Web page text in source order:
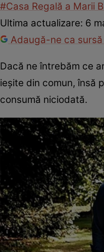
#Casa Regală a Marii
Ultima actualizare: 6
Adaugă-ne ca
Dacă ne întrebăm ce
ieșite din comun, însă
consumă niciodată.